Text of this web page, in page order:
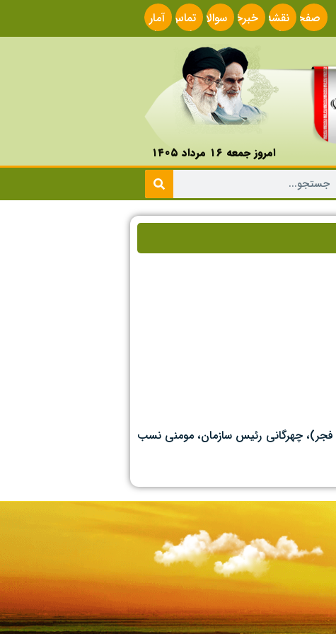
صفحه
اصلی
نقشه
سایت
خبرخوانسوالات
متداول
تماس
با ما
آمار
سایت
امروز جمعه ۱۶ مرداد ۱۴۰۵
فجر)، چهرگانی رئیس سازمان، مومنی نسب